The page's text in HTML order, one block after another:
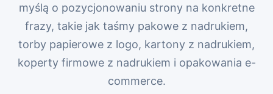
myślą o pozycjonowaniu strony na konkretne
frazy, takie jak taśmy pakowe z nadrukiem,
torby papierowe z logo, kartony z nadrukiem,
koperty firmowe z nadrukiem i opakowania e-
commerce.